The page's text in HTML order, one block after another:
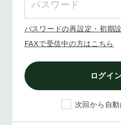
パスワードの再設定・初期
FAXで受信中の方はこちら
ログイ
次回から自